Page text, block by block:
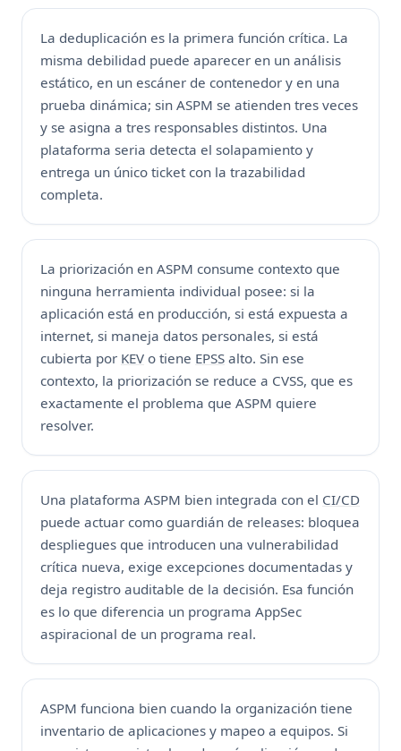
La deduplicación es la primera función crítica. La
misma debilidad puede aparecer en un análisis
estático, en un escáner de contenedor y en una
prueba dinámica; sin ASPM se atienden tres veces
y se asigna a tres responsables distintos. Una
plataforma seria detecta el solapamiento y
entrega un único ticket con la trazabilidad
completa.
La priorización en ASPM consume contexto que
ninguna herramienta individual posee: si la
aplicación está en producción, si está expuesta a
internet, si maneja datos personales, si está
cubierta por KEV o tiene EPSS alto. Sin ese
contexto, la priorización se reduce a CVSS, que es
exactamente el problema que ASPM quiere
resolver.
Una plataforma ASPM bien integrada con el CI/CD
puede actuar como guardián de releases: bloquea
despliegues que introducen una vulnerabilidad
crítica nueva, exige excepciones documentadas y
deja registro auditable de la decisión. Esa función
es lo que diferencia un programa AppSec
aspiracional de un programa real.
ASPM funciona bien cuando la organización tiene
inventario de aplicaciones y mapeo a equipos. Si